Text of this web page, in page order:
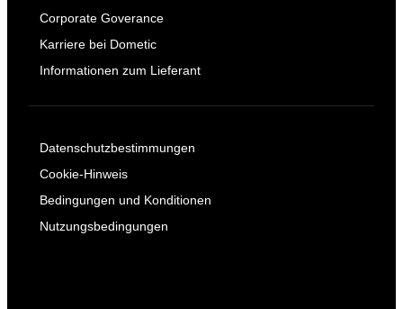
Corporate Goverance
Karriere bei Dometic
Informationen zum Lieferant
Datenschutzbestimmungen
Cookie-Hinweis
Bedingungen und Konditionen
Nutzungsbedingungen